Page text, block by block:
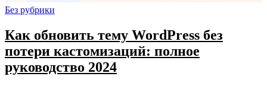
Без рубрики
Как обновить тему WordPress без
потери кастомизаций: полное
руководство 2024